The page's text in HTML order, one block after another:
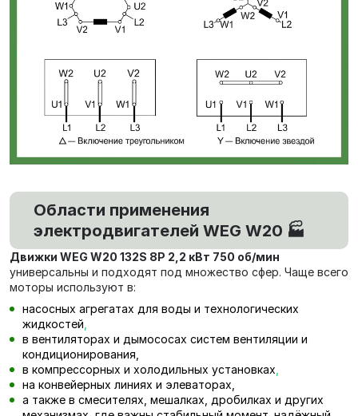
Области применения
электродвигателей WEG W20 🏭
Движки WEG W20 132S 8P 2,2 кВт 750 об/мин
универсальны и подходят под множество сфер. Чаще всего
моторы используют в:
насосных агрегатах для воды и технологических
жидкостей
в вентиляторах и дымососах систем вентиляции и
кондиционирования,
в компрессорных и холодильных установках
на конвейерных линиях и элеваторах,
а также в смесителях, мешалках, дробилках и других